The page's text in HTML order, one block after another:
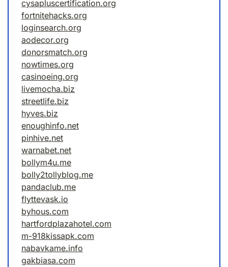
cysapluscertification.org
fortnitehacks.org
loginsearch.org
aodecor.org
donorsmatch.org
nowtimes.org
casinoeing.org
livemocha.biz
streetlife.biz
hyves.biz
enoughinfo.net
pinhive.net
warnabet.net
bollym4u.me
bolly2tollyblog.me
pandaclub.me
flyttevask.io
byhous.com
hartfordplazahotel.com
m-918kissapk.com
nabavkame.info
gakbiasa.com